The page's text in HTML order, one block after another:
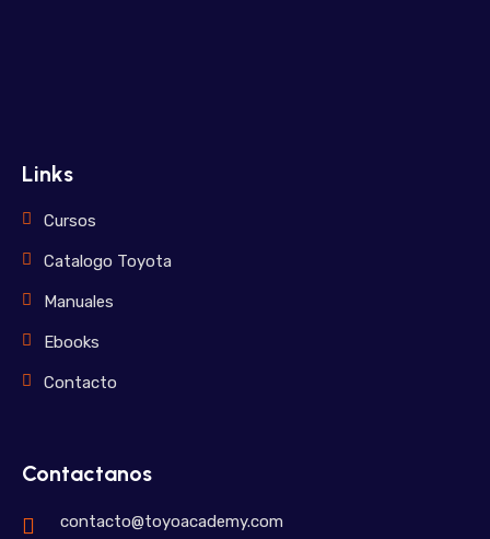
Links
Cursos
Catalogo Toyota
Manuales
Ebooks
Contacto
Contactanos
contacto@toyoacademy.com